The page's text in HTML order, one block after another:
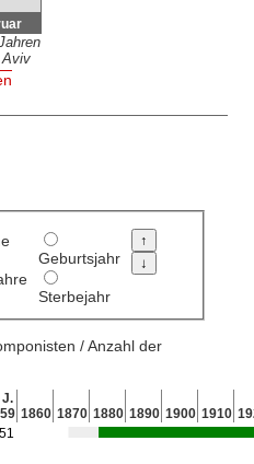
Aviv
Geburtsjahr
Sterbejahr
/ Anzahl der
J.
59 1860 1870 1880 1890 1900 1910
51